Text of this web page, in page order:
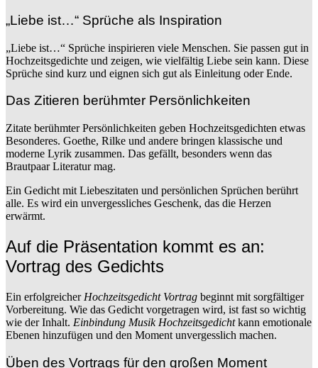
„Liebe ist…“ Sprüche als Inspiration
„Liebe ist…“ Sprüche inspirieren viele Menschen. Sie passen gut in
Hochzeitsgedichte und zeigen, wie vielfältig Liebe sein kann. Diese
Sprüche sind kurz und eignen sich gut als Einleitung oder Ende.
Das Zitieren berühmter Persönlichkeiten
Zitate berühmter Persönlichkeiten geben Hochzeitsgedichten etwas
Besonderes. Goethe, Rilke und andere bringen klassische und
moderne Lyrik zusammen. Das gefällt, besonders wenn das
Brautpaar Literatur mag.
Ein Gedicht mit Liebeszitaten und persönlichen Sprüchen berührt
alle. Es wird ein unvergessliches Geschenk, das die Herzen
erwärmt.
Auf die Präsentation kommt es an:
Vortrag des Gedichts
Ein erfolgreicher Hochzeitsgedicht Vortrag beginnt mit sorgfältiger
Vorbereitung. Wie das Gedicht vorgetragen wird, ist fast so wichtig
wie der Inhalt. Einbindung Musik Hochzeitsgedichtkann emotionale
Ebenen hinzufügen und den Moment unvergesslich machen.
Üben des Vortrags für den großen Moment